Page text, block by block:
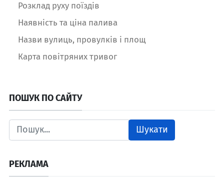
Розклад руху поїздів
Наявність та ціна палива
Назви вулиць, провулків і площ
Карта повітряних тривог
ПОШУК ПО САЙТУ
Шукати
РЕКЛАМА